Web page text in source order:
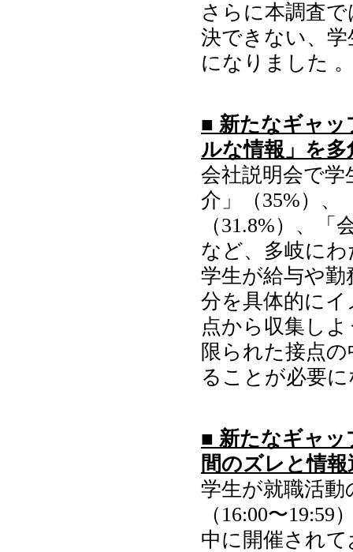
さらに本調査
決できない、
になりました
■ 新たなギャ
ルな情報」を
会社説明会で学
介」（35%）、
（31.8%）、
など、多岐に
学生が給与や
分を具体的に
点から収集し
限られた接点
ることが必要
■ 新たなギャ
間のズレと情
学生が就職活
（16:00〜
中に開催され